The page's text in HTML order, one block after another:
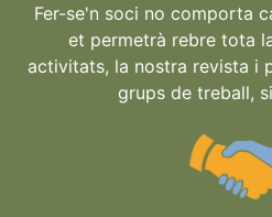
Fer-se'n soci no comporta
et permetrà rebre tota
activitats, la nostra revista i
grups de treball,